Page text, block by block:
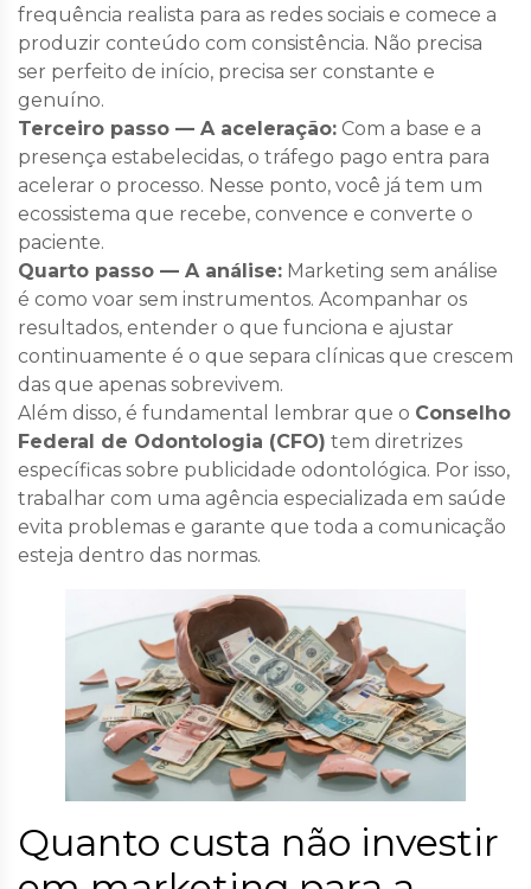
frequência realista para as redes sociais e comece a
produzir conteúdo com consistência. Não precisa
ser perfeito de início, precisa ser constante e
genuíno.
Terceiro passo — A aceleração: Com a base e a
presença estabelecidas, o tráfego pago entra para
acelerar o processo. Nesse ponto, você já tem um
ecossistema que recebe, convence e converte o
paciente.
Quarto passo — A análise: Marketing sem análise
é como voar sem instrumentos. Acompanhar os
resultados, entender o que funciona e ajustar
continuamente é o que separa clínicas que crescem
das que apenas sobrevivem.
Além disso, é fundamental lembrar que o Conselho
Federal de Odontologia (CFO) tem diretrizes
específicas sobre publicidade odontológica. Por isso,
trabalhar com uma agência especializada em saúde
evita problemas e garante que toda a comunicação
esteja dentro das normas.
Quanto custa não investir